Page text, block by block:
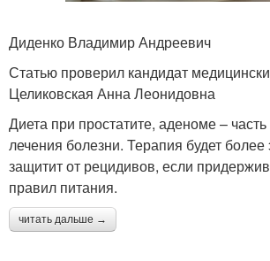
Диденко Владимир Андреевич
Статью проверил кандидат
Целиковская Анна Леонидовна
Диета при простатите, аденоме –
лечения болезни. Терапия будет
защитит от рецидивов, если
правил питания.
читать дальше →